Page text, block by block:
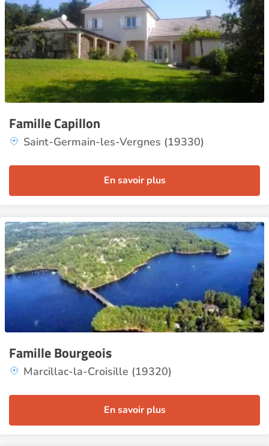
Famille Capillon
Saint-Germain-les-Vergnes (19330)
En savoir plus
Famille Bourgeois
Marcillac-la-Croisille (19320)
En savoir plus